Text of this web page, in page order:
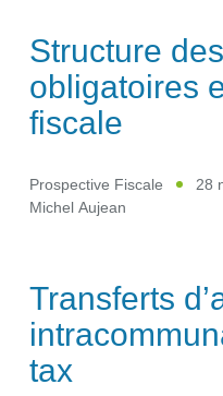
Structure
obligatoires
fiscale
Prospective Fiscale
28
Michel Aujean
Transferts
tax